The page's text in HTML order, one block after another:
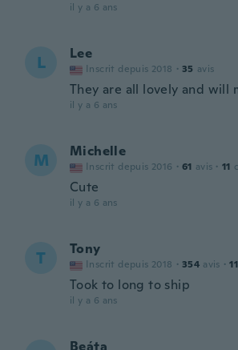
il y a 6 ans
L Lee
Inscrit depuis 2018 · 35 avis
They are all lovely and will
il y a 6 ans
M Michelle
Inscrit depuis 2016 · 61 avis · 11
Cute
il y a 6 ans
T Tony
Inscrit depuis 2018 · 354 avis ·
Took to long to ship
il y a 6 ans
Beáta